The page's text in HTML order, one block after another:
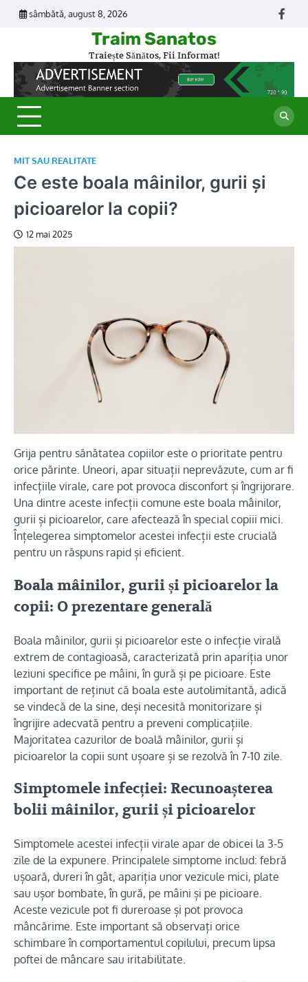
Skip
sâmbătă, august 8, 2026
Traim Sanatos
Traiește Sănătos, Fii Informat!
MIT SAU REALITATE
Ce este boala mâinilor, gurii și
picioarelor la copii?
12 mai 2025
Grija pentru sănătatea copiilor este o prioritate pentru
orice părinte. Uneori, apar situații neprevăzute, cum ar fi
infecțiile virale, care pot provoca disconfort și îngrijorare.
Una dintre aceste infecții comune este boala mâinilor,
gurii și picioarelor, care afectează în special copiii mici.
Înțelegerea simptomelor acestei infecții este crucială
pentru un răspuns rapid și eficient.
Boala mâinilor, gurii și picioarelor la
copii: O prezentare generală
Boala mâinilor, gurii și picioarelor este o infecție virală
extrem de contagioasă, caracterizată prin apariția unor
leziuni specifice pe mâini, în gură și pe picioare. Este
important de reținut că boala este autolimitantă, adică
se vindecă de la sine, deși necesită monitorizare și
îngrijire adecvată pentru a preveni complicațiile.
Majoritatea cazurilor de boală mâinilor, gurii și
picioarelor la copii sunt ușoare și se rezolvă în 7-10 zile.
Simptomele infecției: Recunoașterea
bolii mâinilor, gurii și picioarelor
Simptomele acestei infecții virale apar de obicei la 3-5
zile de la expunere. Principalele simptome includ: febră
ușoară, dureri în gât, apariția unor vezicule mici, plate
sau ușor bombate, în gură, pe mâini și pe picioare.
Aceste vezicule pot fi dureroase și pot provoca
mâncărime. Este important să observați orice
schimbare în comportamentul copilului, precum lipsa
poftei de mâncare sau iritabilitate.